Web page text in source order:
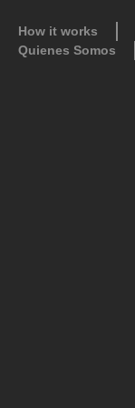
How it works
Quienes Somos